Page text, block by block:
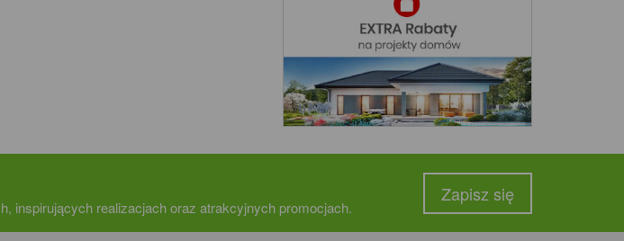
inspirujących realizacjach oraz atrakcyjnych promocjach.
Zapisz się